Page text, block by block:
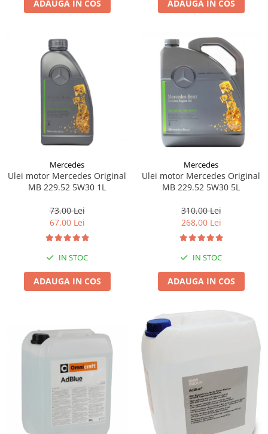
Lichid de frana
Filtre moto
Filtru combustibil
Buson golire ulei
Filtru ulei moto
Filtru aer moto
Intretinere si curatare filtre moto
Intretinere moto
Curatare moto
Covor moto
Genti bagaje moto
Suporti si placi prindere
ADAUGA IN COS ADAUGA IN COS
Mercedes
Ulei motor Mercedes Original
MB 229.52 5W30 1L
73,00 Lei
67,00 Lei
IN STOC
ADAUGA IN COS
Mercedes
Ulei motor Mercedes Original
MB 229.52 5W30 5L
310,00 Lei
268,00 Lei
IN STOC
ADAUGA IN COS